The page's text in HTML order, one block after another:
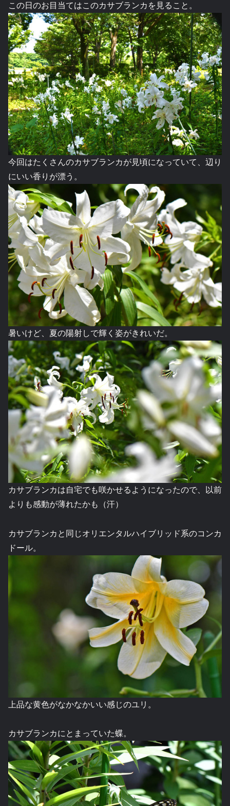
この日のお目当てはこのカサブランカを見ること。
今回はたくさんのカサブランカが見頃になっていて、辺り
にいい香りが漂う。
暑いけど、夏の陽射しで輝く姿がきれいだ。
カサブランカは自宅でも咲かせるようになったので、以前
よりも感動が薄れたかも（汗）
カサブランカと同じオリエンタルハイブリッド系のコンカ
ドール。
上品な黄色がなかなかいい感じのユリ。
カサブランカにとまっていた蝶。